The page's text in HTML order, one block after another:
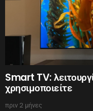
Smart TV:
χρησιμοποιείτε
πριν 2 μήνες